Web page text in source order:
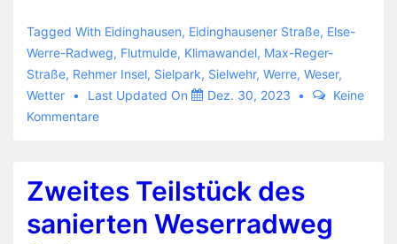
Werre
und
Weser
Dezember
Tagged With Eidinghausen, Eidinghausener Straße, Else-
Werre-Radweg, Flutmulde, Klimawandel, Max-Reger-
Straße, Rehmer Insel, Sielpark, Sielwehr, Werre, Weser,
Wetter
Last Updated On Dez. 30, 2023
Keine
Kommentare
Zweites Teilstück des
sanierten Weserradweg